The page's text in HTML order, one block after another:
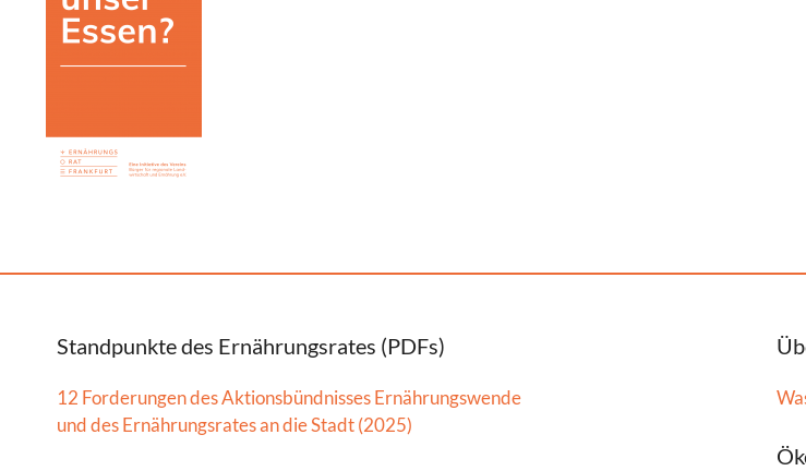
Standpunkte des Ernährungsrates (PDFs)
12 Forderungen des Aktionsbündnisses Ernährungswende
und des Ernährungsrates an die Stadt (2025)